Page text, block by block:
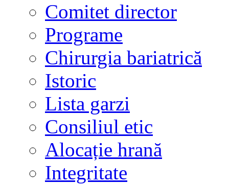
Comitet director
Programe
Chirurgia bariatrică
Istoric
Lista garzi
Consiliul etic
Alocație hrană
Integritate